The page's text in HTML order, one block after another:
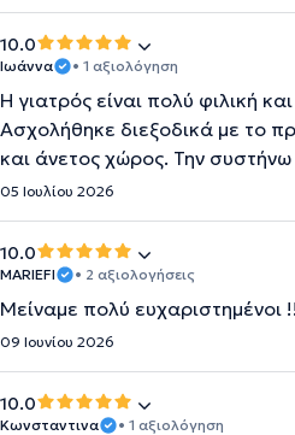
10.0
Ιωάννα • 1 αξιολόγηση
Η γιατρός είναι πολύ φιλική
Ασχολήθηκε διεξοδικά με το
και άνετος χώρος. Την
05 Ιουλίου 2026
10.0
MARIEFI • 2 αξιολογήσεις
Μείναμε πολύ ευχαριστημένοι !!
09 Ιουνίου 2026
10.0
Κωνσταντινα • 1 αξιολόγηση